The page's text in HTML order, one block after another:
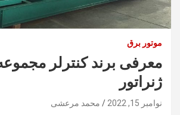
موتور برق
معرفی برند کنترلر
ژنراتور
نوامبر 15, 2022 محمد مرعشی